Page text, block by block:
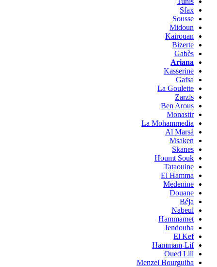
Sfax
Sousse
Midoun
Kairouan
Bizerte
Gabès
Ariana
Kasserine
Gafsa
La Goulette
Zarzis
Ben Arous
Monastir
La Mohammedia
Al Marsá
Msaken
Skanes
Houmt Souk
Tataouine
El Hamma
Medenine
Douane
Béja
Nabeul
Hammamet
Jendouba
El Kef
Hammam-Lif
Oued Lill
Menzel Bourguiba